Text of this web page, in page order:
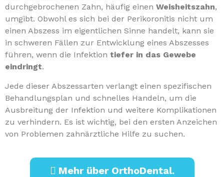
durchgebrochenen Zahn, häufig einen Weisheitszahn,
umgibt. Obwohl es sich bei der Perikoronitis nicht um
einen Abszess im eigentlichen Sinne handelt, kann sie
in schweren Fällen zur Entwicklung eines Abszesses
führen, wenn die Infektion tiefer in das Gewebe
eindringt.
Jede dieser Abszessarten verlangt einen spezifischen
Behandlungsplan und schnelles Handeln, um die
Ausbreitung der Infektion und weitere Komplikationen
zu verhindern. Es ist wichtig, bei den ersten Anzeichen
von Problemen zahnärztliche Hilfe zu suchen.
Mehr über OrthoDental.